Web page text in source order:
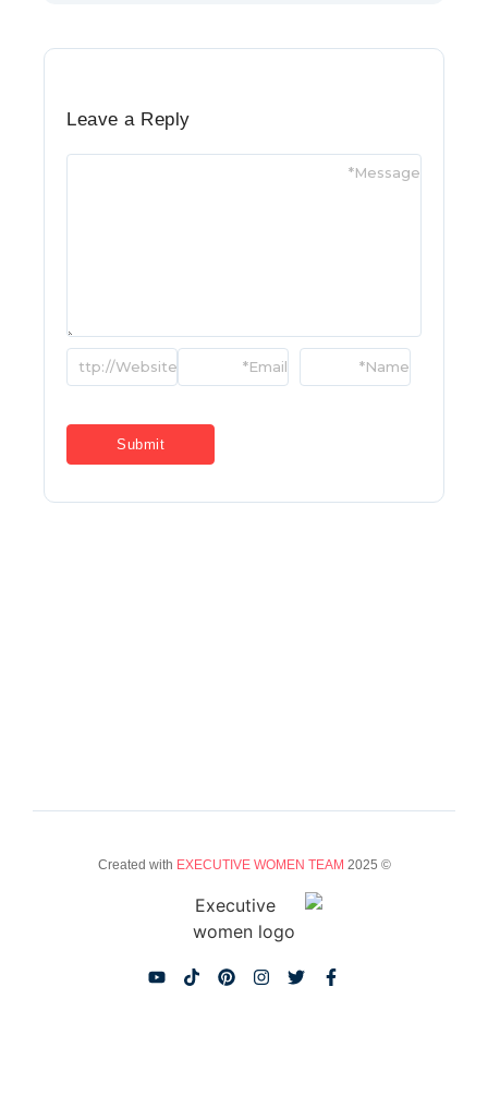
Leave a Reply
EXECUTIVE WOMEN TEAM